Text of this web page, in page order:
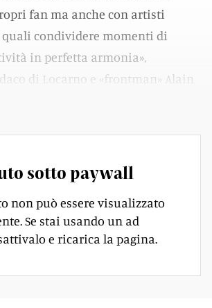
fan ma anche con artisti
condividere momenti di
in perfetta armonia»,
di Locarno e «frontman» Alain
sotto paywall
non può essere visualizzato
Se stai usando un ad
e ricarica la pagina.